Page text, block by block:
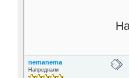
nemanema
Напреднали